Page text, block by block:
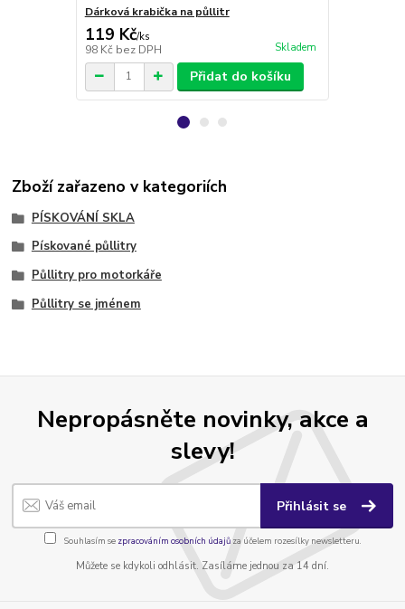
Dárková krabička na půllitr
119 Kč/ks
98 Kč bez DPH Skladem
Přidat do košíku
Zboží zařazeno v kategoriích
PÍSKOVÁNÍ SKLA
Pískované půllitry
Půllitry pro motorkáře
Půllitry se jménem
Nepropásněte novinky, akce a
slevy!
Přihlásit se
Souhlasím se zpracováním osobních údajůza účelem rozesílky newsletteru.
Můžete se kdykoli odhlásit. Zasíláme jednou za 14 dní.